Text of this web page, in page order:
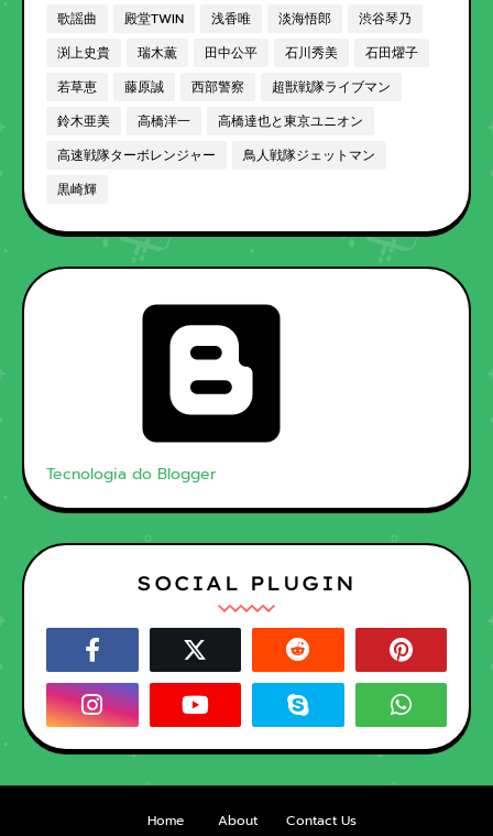
歌謡曲
殿堂TWIN 浅香唯 淡海悟郎
渋谷琴乃
渕上史貴
瑞木薫 田中公平 石川秀美
石田燿子
若草恵
藤原誠 西部警察
超獣戦隊ライブマン
鈴木亜美
高橋洋一
高橋達也と東京ユニオン
高速戦隊ターボレンジャー
鳥人戦隊ジェットマン
黒崎輝
Tecnologia do Blogger
SOCIAL PLUGIN
Home About Contact Us